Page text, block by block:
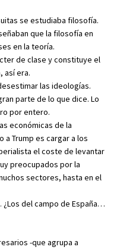
se estudiaba filosofía.
que la filosofía en
en la teoría.
de clase y constituye el
así era.
las ideologías.
parte de lo que dice. Lo
por entero.
económicas de la
a Trump es cargar a los
el coste de levantar
preocupados por la
sectores, hasta en el
¿Los del campo de España…
-que agrupa a